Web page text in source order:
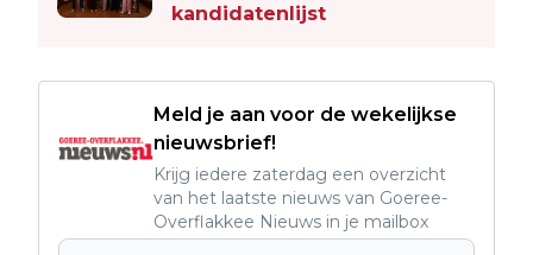
kandidatenlijst
Meld je aan voor de wekelijkse
nieuwsbrief!
Krijg iedere zaterdag een overzicht
van het laatste nieuws van Goeree-
Overflakkee Nieuws in je mailbox